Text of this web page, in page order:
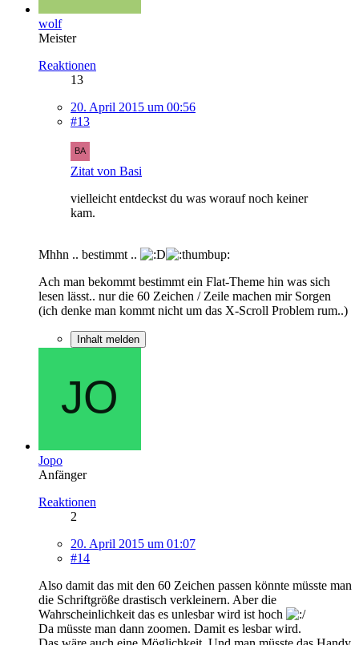
wolf
Meister
Reaktionen
13
20. April 2015 um 00:56
#13
Zitat von Basi
vielleicht entdeckst du was worauf noch keiner
kam.
Mhhn .. bestimmt ..
Ach man bekommt bestimmt ein Flat-Theme hin was sich
lesen lässt.. nur die 60 Zeichen / Zeile machen mir Sorgen
(ich denke man kommt nicht um das X-Scroll Problem rum..)
Inhalt melden
Jopo
Anfänger
Reaktionen
2
20. April 2015 um 01:07
#14
Also damit das mit den 60 Zeichen passen könnte müsste man
die Schriftgröße drastisch verkleinern. Aber die
Wahrscheinlichkeit das es unlesbar wird ist hoch
Da müsste man dann zoomen. Damit es lesbar wird.